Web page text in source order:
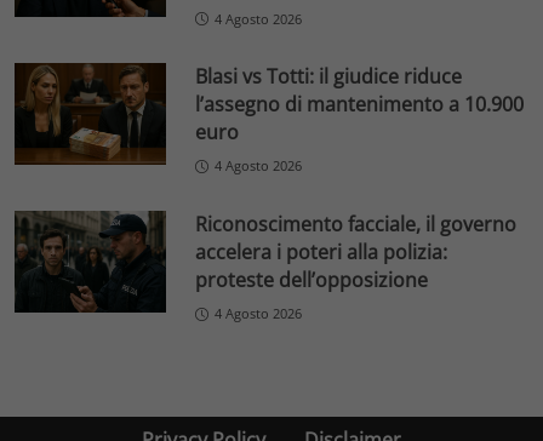
4 Agosto 2026
Blasi vs Totti: il giudice riduce
l’assegno di mantenimento a 10.900
euro
4 Agosto 2026
Riconoscimento facciale, il governo
accelera i poteri alla polizia:
proteste dell’opposizione
4 Agosto 2026